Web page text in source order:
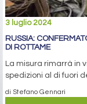
3 luglio 2024
RUSSIA:
DI ROTTAME
La misura rimarrà in
spedizioni al di fuori
di Stefano Gennari